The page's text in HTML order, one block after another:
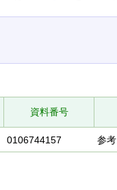
資料番号
0106744157 参考